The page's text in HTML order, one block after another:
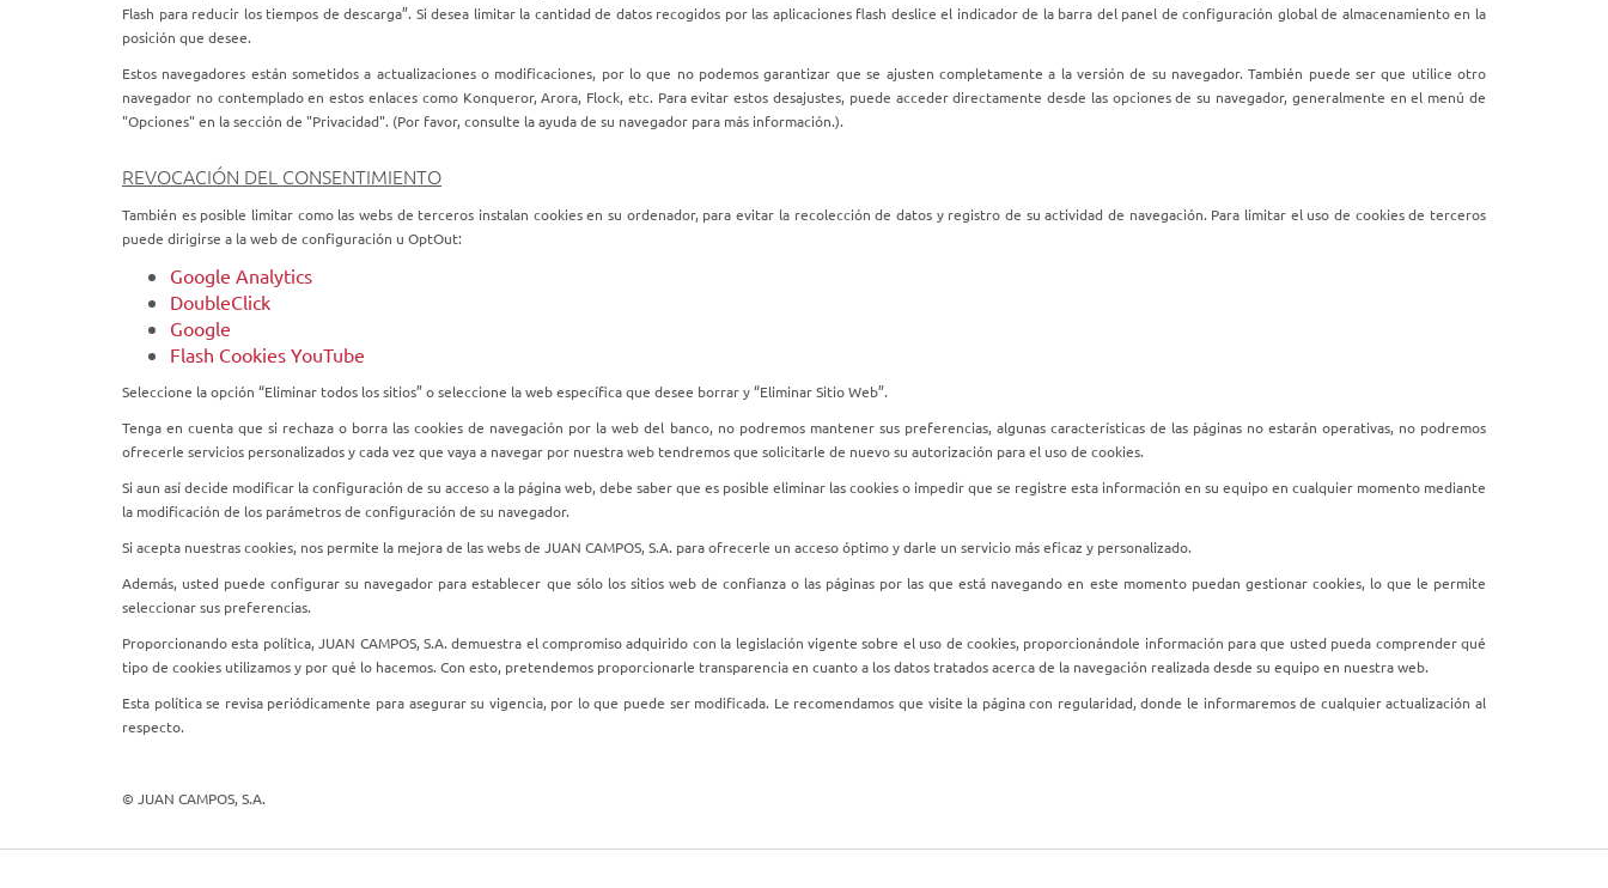
Flash para reducir los tiempos de descarga”. Si desea limitar la cantidad de datos recogidos por las aplicaciones flash deslice el indicador de la barra del panel de configuración global de almacenamiento en la
posición que desee.
Estos navegadores están sometidos a actualizaciones o modificaciones, por lo que no podemos garantizar que se ajusten completamente a la versión de su navegador. También puede ser que utilice otro
navegador no contemplado en estos enlaces como Konqueror, Arora, Flock, etc. Para evitar estos desajustes, puede acceder directamente desde las opciones de su navegador, generalmente en el menú de
"Opciones" en la sección de "Privacidad". (Por favor, consulte la ayuda de su navegador para más información.).
REVOCACIÓN DEL CONSENTIMIENTO
También es posible limitar como las webs de terceros instalan cookies en su ordenador, para evitar la recolección de datos y registro de su actividad de navegación. Para limitar el uso de cookies de terceros
puede dirigirse a la web de configuración u OptOut:
Google Analytics
DoubleClick
Google
Flash Cookies YouTube
Seleccione la opción “Eliminar todos los sitios” o seleccione la web específica que desee borrar y “Eliminar Sitio Web”.
Tenga en cuenta que si rechaza o borra las cookies de navegación por la web del banco, no podremos mantener sus preferencias, algunas características de las páginas no estarán operativas, no podremos
ofrecerle servicios personalizados y cada vez que vaya a navegar por nuestra web tendremos que solicitarle de nuevo su autorización para el uso de cookies.
Si aun así decide modificar la configuración de su acceso a la página web, debe saber que es posible eliminar las cookies o impedir que se registre esta información en su equipo en cualquier momento mediante
la modificación de los parámetros de configuración de su navegador.
Si acepta nuestras cookies, nos permite la mejora de las webs de JUAN CAMPOS, S.A. para ofrecerle un acceso óptimo y darle un servicio más eficaz y personalizado.
Además, usted puede configurar su navegador para establecer que sólo los sitios web de confianza o las páginas por las que está navegando en este momento puedan gestionar cookies, lo que le permite
seleccionar sus preferencias.
Proporcionando esta política, JUAN CAMPOS, S.A. demuestra el compromiso adquirido con la legislación vigente sobre el uso de cookies, proporcionándole información para que usted pueda comprender qué
tipo de cookies utilizamos y por qué lo hacemos. Con esto, pretendemos proporcionarle transparencia en cuanto a los datos tratados acerca de la navegación realizada desde su equipo en nuestra web.
Esta política se revisa periódicamente para asegurar su vigencia, por lo que puede ser modificada. Le recomendamos que visite la página con regularidad, donde le informaremos de cualquier actualización al
respecto.
© JUAN CAMPOS, S.A.